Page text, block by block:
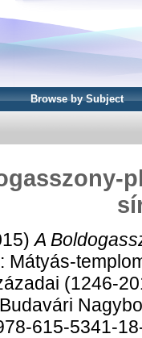
Browse by Subject
A
Mátyás-
(1246-
615-5341-